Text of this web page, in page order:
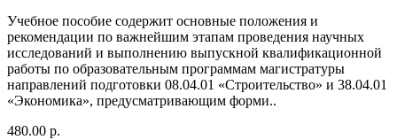
Учебное пособие содержит основные положения и
рекомендации по важнейшим этапам проведения научных
исследований и выполнению выпускной квалификационной
работы по образовательным программам магистратуры
направлений подготовки 08.04.01 «Строительство» и 38.04.01
«Экономика», предусматривающим форми..
480.00 р.